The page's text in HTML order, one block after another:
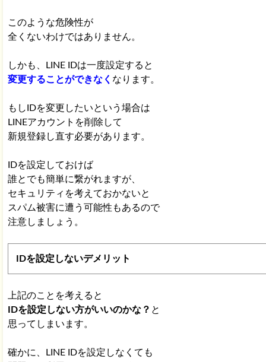
このような危険性が
全くないわけではありません。
しかも、LINE IDは一度設定すると
変更することができなく なります。
もしIDを変更したいという場合は
LINEアカウントを削除して
新規登録し直す必要があります。
IDを設定しておけば
誰とでも簡単に繋がれますが、
セキュリティを考えておかないと
スパム被害に遭う可能性もあるので
注意しましょう。
IDを設定しないデメリット
上記のことを考えると
IDを設定しない方がいいのかな？ と
思ってしまいます。
確かに、LINE IDを設定しなくても